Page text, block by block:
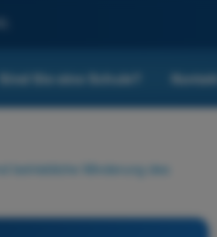
Sind Sie eine Schule? Kontakt
betriebliche Minderung des